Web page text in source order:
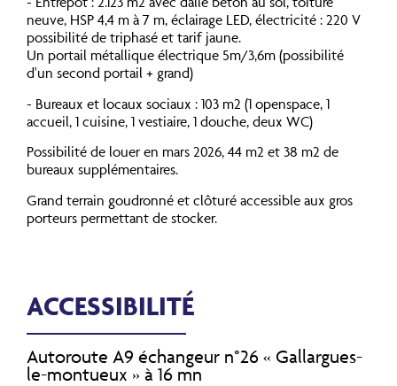
neuve, HSP 4,4 m à 7 m, éclairage LED, électricité : 220 V
possibilité de triphasé et tarif jaune.
Un portail métallique électrique 5m/3,6m (possibilité
d'un second portail + grand)
- Bureaux et locaux sociaux : 103 m2 (1 openspace, 1
accueil, 1 cuisine, 1 vestiaire, 1 douche, deux WC)
Possibilité de louer en mars 2026, 44 m2 et 38 m2 de
bureaux supplémentaires.
Grand terrain goudronné et clôturé accessible aux gros
porteurs permettant de stocker.
ACCESSIBILITÉ
Autoroute A9 échangeur n°26 « Gallargues-
le-montueux » à 16 mn